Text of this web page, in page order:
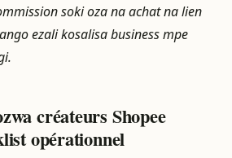
soki oza na achat na lien
ezali kosalisa business mpe
créateurs Shopee
opérationnel